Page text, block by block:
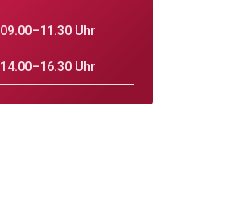
09.00–11.30 Uhr
14.00–16.30 Uhr